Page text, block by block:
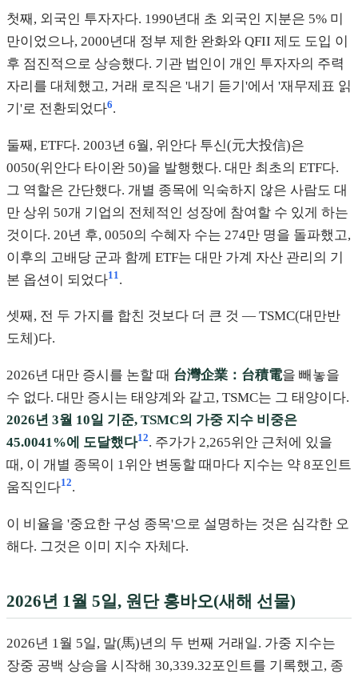
첫째, 외국인 투자자다. 1990년대 초 외국인 지분은 5% 미
만이었으나, 2000년대 정부 제한 완화와 QFII 제도 도입 이
후 점진적으로 상승했다. 기관 법인이 개인 투자자의 주력
자리를 대체했고, 거래 로직은 '내기 듣기'에서 '재무제표 읽
기'로 전환되었다6.
둘째, ETF다. 2003년 6월, 위안다 투신(元大投信)은
0050(위안다 타이완 50)을 발행했다. 대만 최초의 ETF다.
그 역할은 간단했다. 개별 종목에 익숙하지 않은 사람도 대
만 상위 50개 기업의 전체적인 성장에 참여할 수 있게 하는
것이다. 20년 후, 0050의 수혜자 수는 274만 명을 돌파했고,
이후의 고배당 군과 함께 ETF는 대만 가계 자산 관리의 기
본 옵션이 되었다11.
셋째, 전 두 가지를 합친 것보다 더 큰 것 — TSMC(대만반
도체)다.
2026년 대만 증시를 논할 때 台灣企業：台積電을 빼놓을
수 없다. 대만 증시는 태양계와 같고, TSMC는 그 태양이다.
2026년 3월 10일 기준, TSMC의 가중 지수 비중은
45.0041%에 도달했다12. 주가가 2,265위안 근처에 있을
때, 이 개별 종목이 1위안 변동할 때마다 지수는 약 8포인트
움직인다12.
이 비율을 '중요한 구성 종목'으로 설명하는 것은 심각한 오
해다. 그것은 이미 지수 자체다.
2026년 1월 5일, 원단 홍바오(새해 선물)
2026년 1월 5일, 말(馬)년의 두 번째 거래일. 가중 지수는
장중 공백 상승을 시작해 30,339.32포인트를 기록했고, 종